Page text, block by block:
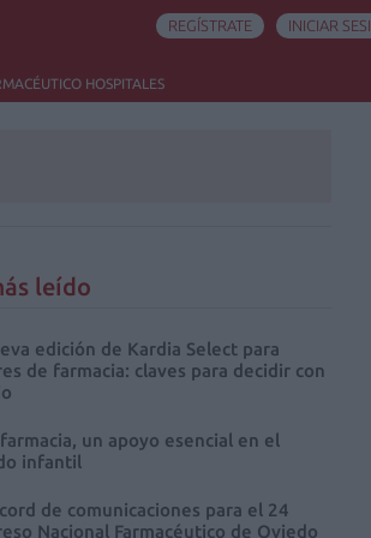
HOSPITALES
REGÍSTRATE INICIAR
leído
edición de Kardia Select para
de farmacia: claves para decidir con
un apoyo esencial en el
infantil
de comunicaciones para el 24
Nacional Farmacéutico de Oviedo